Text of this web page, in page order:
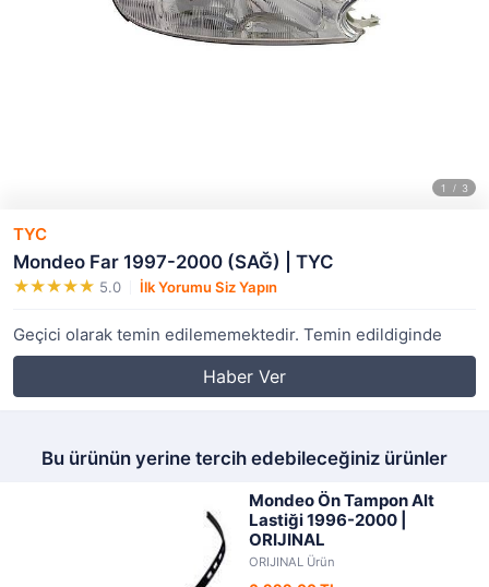
TYC
Mondeo Far 1997-2000 (SAĞ) | TYC
5.0 İlk Yorumu Siz Yapın
Geçici olarak temin edilememektedir. Temin edildiginde
Haber Ver
Bu ürünün yerine tercih edebileceğiniz ürünler
Mondeo Ön Tampon Alt
Lastiği 1996-2000 |
ORIJINAL
ORIJINAL Ürün